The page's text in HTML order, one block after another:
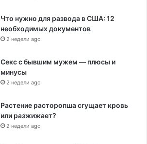
Что нужно для развода в США: 12
необходимых документов
2 недели ago
Секс с бывшим мужем — плюсы и
минусы
2 недели ago
Растение расторопша сгущает кровь
или разжижает?
2 недели ago